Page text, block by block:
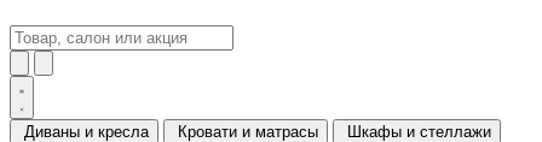
Диваны и кресла Кровати и матрасы
Шкафы и стеллажи